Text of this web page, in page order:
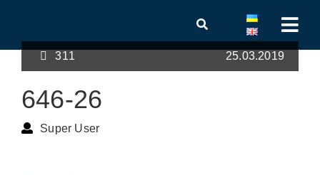
311 25.03.2019
646-26
Super User